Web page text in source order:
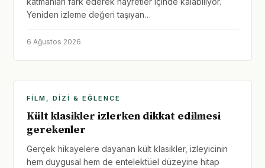
Yeniden izleme değeri taşıyan…
6 Ağustos 2026
FILM, DIZI & EĞLENCE
Kült klasikler izlerken dikkat edilmesi
gerekenler
Gerçek hikayelere dayanan kült klasikler, izleyicinin
hem duygusal hem de entelektüel düzeyine hitap